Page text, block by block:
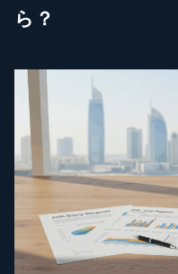
ら？